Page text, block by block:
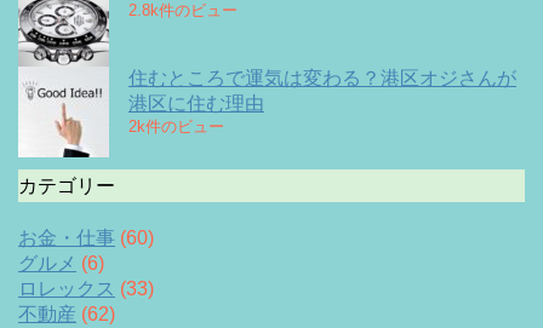
2.8k件のビュー
住むところで運気は変わる？港区オジさんが
港区に住む理由
2k件のビュー
カテゴリー
お金・仕事 (60)
グルメ (6)
ロレックス (33)
不動産 (62)